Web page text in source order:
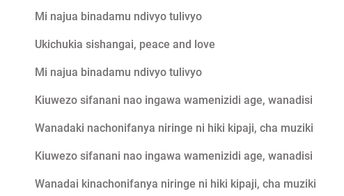
Mi najua binadamu ndivyo tulivyo
Ukichukia sishangai, peace and love
Mi najua binadamu ndivyo tulivyo
Kiuwezo sifanani nao ingawa wamenizidi age, wanadisi
Wanadaki nachonifanya niringe ni hiki kipaji, cha muziki
Kiuwezo sifanani nao ingawa wamenizidi age, wanadisi
Wanadai kinachonifanya niringe ni hiki kipaji, cha muziki